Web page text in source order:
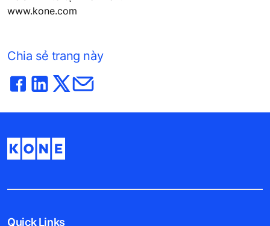
www.kone.com
Chia sẻ trang này
Quick Links